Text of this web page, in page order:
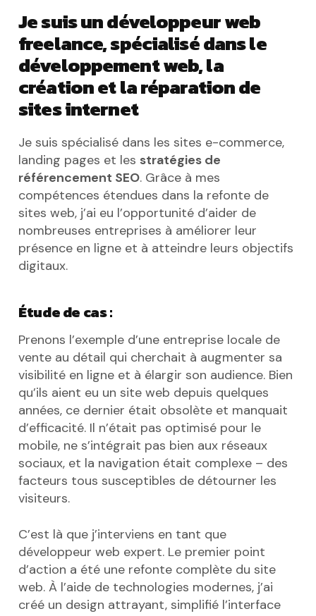
Je suis un développeur web
freelance, spécialisé dans le
développement web, la
création et la réparation de
sites internet
Je suis spécialisé dans les sites e-commerce,
landing pages et les stratégies de
référencement SEO. Grâce à mes
compétences étendues dans la refonte de
sites web, j’ai eu l’opportunité d’aider de
nombreuses entreprises à améliorer leur
présence en ligne et à atteindre leurs objectifs
digitaux.
Étude de cas :
Prenons l’exemple d’une entreprise locale de
vente au détail qui cherchait à augmenter sa
visibilité en ligne et à élargir son audience. Bien
qu’ils aient eu un site web depuis quelques
années, ce dernier était obsolète et manquait
d’efficacité. Il n’était pas optimisé pour le
mobile, ne s’intégrait pas bien aux réseaux
sociaux, et la navigation était complexe – des
facteurs tous susceptibles de détourner les
visiteurs.
C’est là que j’interviens en tant que
développeur web expert. Le premier point
d’action a été une refonte complète du site
web. À l’aide de technologies modernes, j’ai
créé un design attrayant, simplifié l’interface